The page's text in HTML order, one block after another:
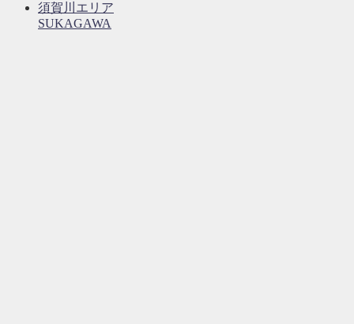
須賀川エリア
SUKAGAWA